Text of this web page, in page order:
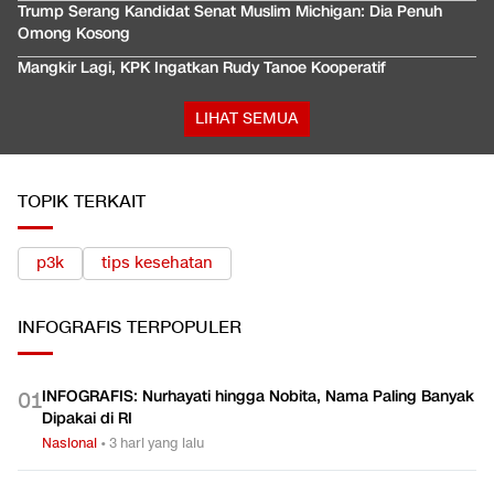
Trump Serang Kandidat Senat Muslim Michigan: Dia Penuh
Omong Kosong
Mangkir Lagi, KPK Ingatkan Rudy Tanoe Kooperatif
LIHAT SEMUA
TOPIK TERKAIT
p3k tips kesehatan
INFOGRAFIS TERPOPULER
01INFOGRAFIS: Nurhayati hingga Nobita, Nama Paling Banyak
Dipakai di RI
Nasional •3 hari yang lalu